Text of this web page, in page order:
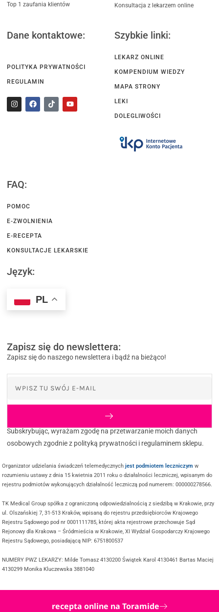
recepta online na Toramide
Top 1 zaufania klientów Konsultacja z lekarzem online
Dane kontaktowe:
POLITYKA PRYWATNOŚCI
REGULAMIN
Szybkie linki:
LEKARZ ONLINE
KOMPENDIUM WIEDZY
MAPA STRONY
LEKI
DOLEGLIWOŚCI
FAQ:
POMOC
E-ZWOLNIENIA
E-RECEPTA
KONSULTACJE LEKARSKIE
Język:
PL
Zapisz się do newslettera:
Zapisz się do naszego newslettera i bądź na bieżąco!
Subskrybując, wyrażam zgodę na przetwarzanie moich danych
osobowych zgodnie z polityką prywatności i regulaminem sklepu.
Organizator udzielania świadczeń telemedycznychjest podmiotem leczniczym w
rozumieniu ustawy z dnia 15 kwietnia 2011 roku o działalności leczniczej, wpisanym do
rejestru podmiotów wykonujących działalność leczniczą pod numerem: 000000278566.
TK Medical Group spółka z ograniczoną odpowiedzialnością z siedzibą w Krakowie, przy
ul. Olszańskiej 7, 31-513 Kraków, wpisaną do rejestru przedsiębiorców Krajowego
Rejestru Sądowego pod nr 0001111785, której akta rejestrowe przechowuje Sąd
Rejonowy dla Krakowa – Śródmieścia w Krakowie, XI Wydział Gospodarczy Krajowego
Rejestru Sądowego, posiadającą NIP: 6751800537
NUMERY PWZ LEKARZY: Milde Tomasz 4130200 Świątek Karol 4130461 Bartas Maciej
4130299 Monika Kluczewska 3881040
@ COPYRIGHT 2025 TWOJDOKTOR.ONLINE